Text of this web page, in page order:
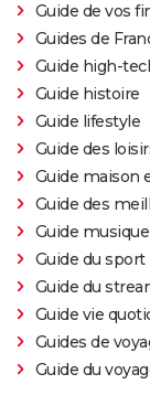
Spider-Man
nouvelle
Princesse
Les Bad Guys
Raya et le
Disney
Guide de vos
Guides de
Guide high-
Guide histoire
Guide lifestyle
Guide des
Guide maison
Guide des
Guide musique
Guide du sport
Guide du
Guide vie
Guides de
Guide du